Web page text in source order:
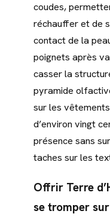
coudes,
réchauffer et de
contact de la
poignets après
casser la
pyramide
sur les
d’environ vingt
présence sans
taches sur les
Offrir Terre
se tromper